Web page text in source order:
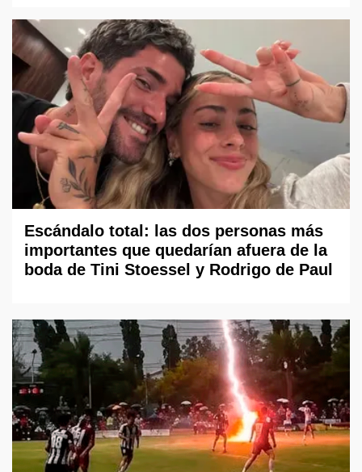
Escándalo total: las dos personas más
importantes que quedarían afuera de la
boda de Tini Stoessel y Rodrigo de Paul